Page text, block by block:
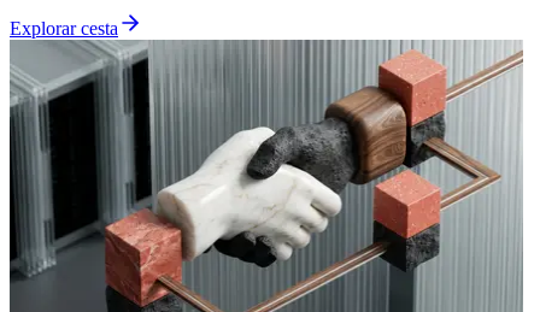
Explorar cesta